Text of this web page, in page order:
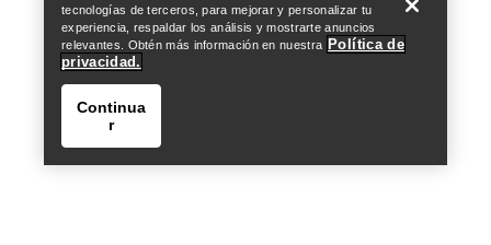
tecnologías de terceros, para mejorar y personalizar tu
experiencia, respaldar los análisis y mostrarte anuncios
relevantes. Obtén más información en nuestra Política de
privacidad.
Continua
r